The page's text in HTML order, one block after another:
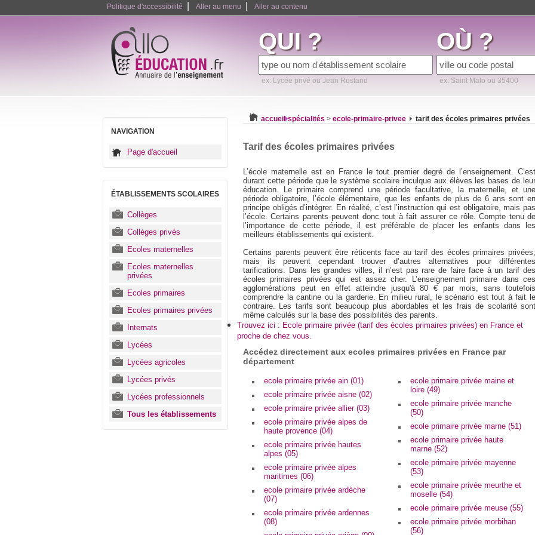
Politique d'accessibilité Aller au menu Aller au contenu
QUI ?
ex: Lycée privé ou Jean Rostand
OÙ ?
ex: Saint Malo ou 35400
NAVIGATION
Page d'accueil
ÉTABLISSEMENTS SCOLAIRES
Collèges
Collèges privés
Ecoles maternelles
Ecoles maternelles
privées
Ecoles primaires
Ecoles primaires privées
Internats
Lycées
Lycées agricoles
Lycées privés
Lycées professionnels
Tous les établissements
accueil spécialités > ecole-primaire-privee tarif des écoles primaires privées
Tarif des écoles primaires privées
L’école maternelle est en France le tout premier degré de l’enseignement. C’est
durant cette période que le système scolaire inculque aux élèves les bases de leur
éducation. Le primaire comprend une période facultative, la maternelle, et une
période obligatoire, l’école élémentaire, que les enfants de plus de 6 ans sont en
principe obligés d’intégrer. En réalité, c’est l’instruction qui est obligatoire, mais pas
l’école. Certains parents peuvent donc tout à fait assurer ce rôle. Compte tenu de
l’importance de cette période, il est préférable de placer les enfants dans les
meilleurs établissements qui existent.
Certains parents peuvent être réticents face au tarif des écoles primaires privées,
mais ils peuvent cependant trouver d’autres alternatives pour différentes
tarifications. Dans les grandes villes, il n’est pas rare de faire face à un tarif des
écoles primaires privées qui est assez cher. L’enseignement primaire dans ces
agglomérations peut en effet atteindre jusqu'à 80 € par mois, sans toutefois
comprendre la cantine ou la garderie. En milieu rural, le scénario est tout à fait le
contraire. Les tarifs sont beaucoup plus abordables et les frais de scolarité sont
même calculés sur la base des possibilités des parents.
Trouvez ici : Ecole primaire privée (tarif des écoles primaires privées) en France et
proche de chez vous.
Accédez directement aux ecoles primaires privées en France par
département
ecole primaire privée ain (01)
ecole primaire privée aisne (02)
ecole primaire privée allier (03)
ecole primaire privée alpes de
haute provence (04)
ecole primaire privée hautes
alpes (05)
ecole primaire privée alpes
maritimes (06)
ecole primaire privée ardèche
(07)
ecole primaire privée ardennes
(08)
ecole primaire privée maine et
loire (49)
ecole primaire privée manche
(50)
ecole primaire privée marne (51)
ecole primaire privée haute
marne (52)
ecole primaire privée mayenne
(53)
ecole primaire privée meurthe et
moselle (54)
ecole primaire privée meuse (55)
ecole primaire privée morbihan
(56)